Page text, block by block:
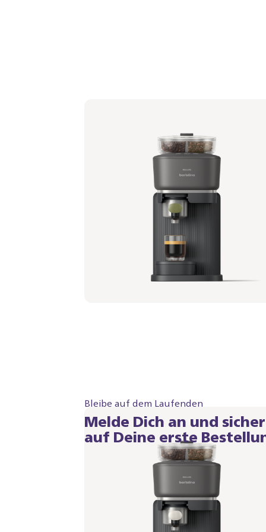
Philips Baristina mit Bean Swap -
Siebträger - Naturweiß
Bleibe auf dem Laufenden
Melde Dich an und
auf Deine erste